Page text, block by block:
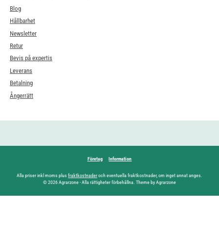
Blog
Hållbarhet
Newsletter
Retur
Bevis på expertis
Leverans
Betalning
Ångerrätt
Företag Information
Alla priser inkl moms plus fraktkostnaderoch eventuella fraktkostnader, om inget annat anges.
© 2026 Agrarzone - Alla rättigheter förbehållna. Theme by Agrarzone